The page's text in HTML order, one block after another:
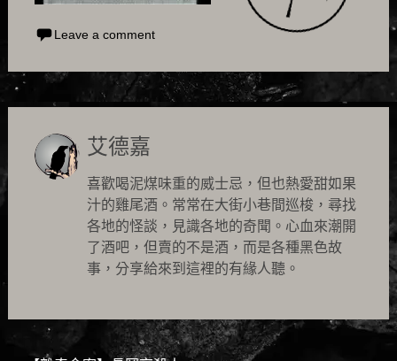
Leave a comment
艾德嘉
喜歡喝泥煤味重的威士忌，但也熱愛甜如果
汁的雞尾酒。常常在大街小巷間巡梭，尋找
各地的怪談，見識各地的奇聞。心血來潮開
了酒吧，但賣的不是酒，而是各種黑色故
事，分享給來到這裡的有緣人聽。